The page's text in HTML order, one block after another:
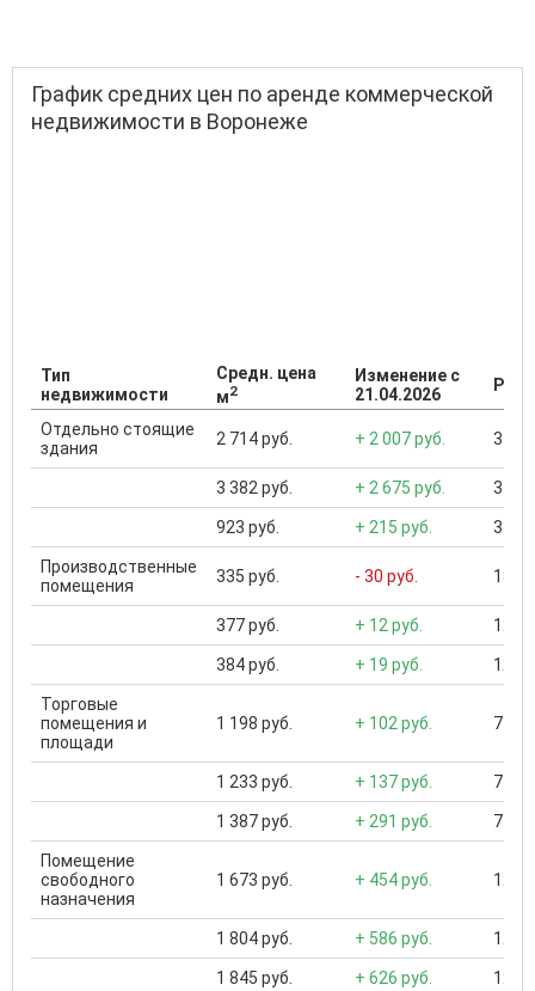
График средних цен по аренде коммерческой
недвижимости в Воронеже
Тип
недвижимости
Средн. цена
м2
Изменение с
21.04.2026
Отдельно стоящие
здания
2 714 руб. + 2 007 руб. 34
3 382 руб. + 2 675 руб. 34
923 руб. + 215 руб. 33
Производственные
помещения
335 руб. - 30 руб. 180
377 руб. + 12 руб. 120
384 руб. + 19 руб. 120
Торговые
помещения и
площади
1 198 руб. + 102 руб. 715
1 233 руб. + 137 руб. 715
1 387 руб. + 291 руб. 715
Помещение
свободного
назначения
1 673 руб. + 454 руб. 12
1 804 руб. + 586 руб. 12
1 845 руб. + 626 руб. 12